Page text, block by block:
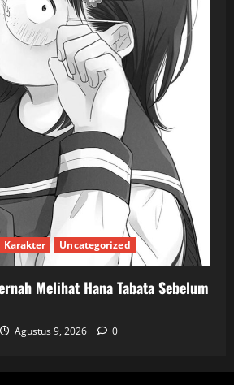
Karakter Uncategorized
Melihat Hana Tabata Sebelum
Agustus 9, 2026 0